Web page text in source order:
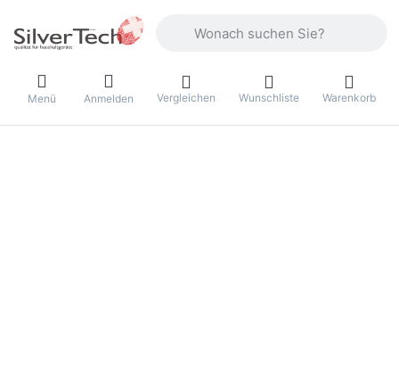
Menü Anmelden Vergleichen Wunschliste Warenkorb